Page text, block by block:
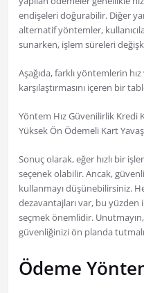
endişeleri doğurabilir. Diğer
alternatif yöntemler,
sunarken, işlem süreleri
Aşağıda, farklı yöntemlerin
karşılaştırmasını içeren bir
Yöntem Hız Güvenilirlik Kredi
Yüksek Ön Ödemeli Kart
Sonuç olarak, eğer hızlı bir
seçenek olabilir. Ancak,
kullanmayı düşünebilirsiniz.
dezavantajları var, bu yüzden
seçmek önemlidir.
güvenliğinizi ön planda
Ödeme